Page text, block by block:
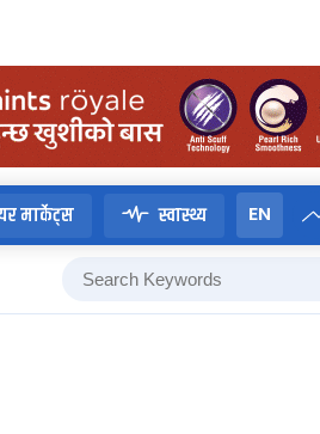
मार्केट्स स्वास्थ्य EN